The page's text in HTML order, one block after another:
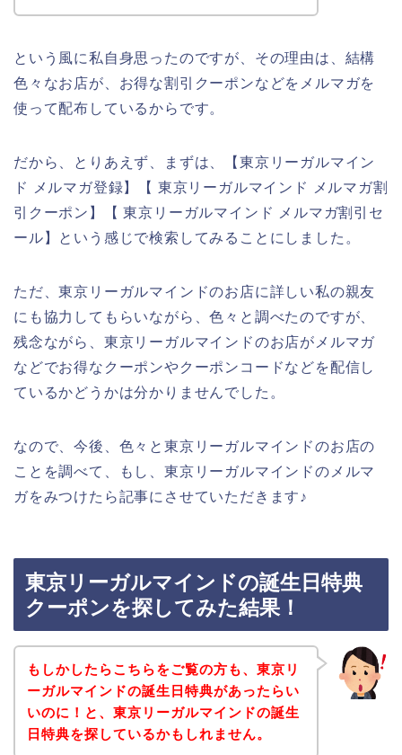
という風に私自身思ったのですが、その理由は、結構
色々なお店が、お得な割引クーポンなどをメルマガを
使って配布しているからです。
だから、とりあえず、まずは、【東京リーガルマイン
ド メルマガ登録】【 東京リーガルマインド メルマガ割
引クーポン】【 東京リーガルマインド メルマガ割引セ
ール】という感じで検索してみることにしました。
ただ、東京リーガルマインドのお店に詳しい私の親友
にも協力してもらいながら、色々と調べたのですが、
残念ながら、東京リーガルマインドのお店がメルマガ
などでお得なクーポンやクーポンコードなどを配信し
ているかどうかは分かりませんでした。
なので、今後、色々と東京リーガルマインドのお店の
ことを調べて、もし、東京リーガルマインドのメルマ
ガをみつけたら記事にさせていただきます♪
東京リーガルマインドの誕生日特典
クーポンを探してみた結果！
もしかしたらこちらをご覧の方も、東京リ
ーガルマインドの誕生日特典があったらい
いのに！と、東京リーガルマインドの誕生
日特典を探しているかもしれません。